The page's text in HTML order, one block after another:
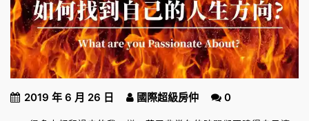
2019 年 6 月 26 日 國際超級房仲 0